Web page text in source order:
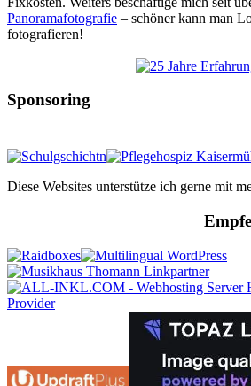
Panoramafotografie – schöner kann man
fotografieren!
Sponsoring
Diese Websites unterstütze ich gerne mit